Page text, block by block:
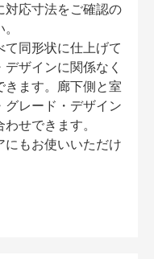
対応寸法をご確認の
て同形状に仕上げて
ザインに関係なく
きます。廊下側と室
グレード・デザイン
せできます。
にもお使いいただけ